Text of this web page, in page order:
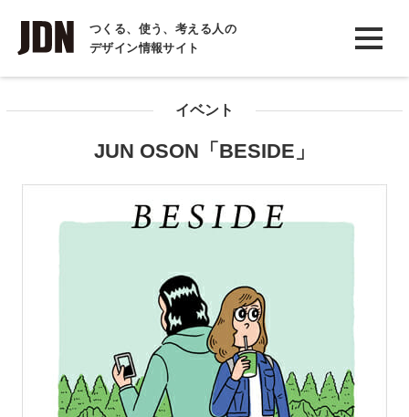
つくる、使う、考える人の
デザイン情報サイト
INTERVIEW
インタビュー
イベント
JUN OSON「BESIDE」